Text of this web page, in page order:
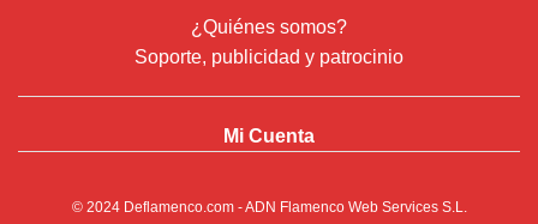
¿Quiénes somos?
Soporte, publicidad y patrocinio
Mi Cuenta
© 2024 Deflamenco.com- ADN Flamenco Web Services S.L.